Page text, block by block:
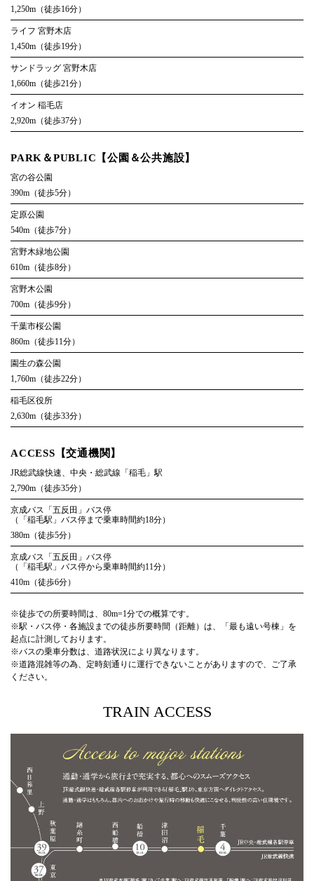
1,250m（徒歩16分）
ライフ 宮野木店
1,450m（徒歩19分）
サンドラッグ 宮野木店
1,660m（徒歩21分）
イオン 稲毛店
2,920m（徒歩37分）
PARK＆PUBLIC【公園＆公共施設】
宮の谷公園
390m（徒歩5分）
定原公園
540m（徒歩7分）
宮野木緑地公園
610m（徒歩8分）
宮野木公園
700m（徒歩9分）
千葉市桜公園
860m（徒歩11分）
園生の森公園
1,760m（徒歩22分）
稲毛区役所
2,630m（徒歩33分）
ACCESS【交通機関】
JR総武線快速、中央・総武線「稲毛」駅
2,790m（徒歩35分）
京成バス「五反田」バス停
（「稲毛駅」バス停まで乗車時間約18分）
380m（徒歩5分）
京成バス「五反田」バス停
（「稲毛駅」バス停から乗車時間約11分）
410m（徒歩6分）
※徒歩での所要時間は、80m=1分での概算です。
※駅・バス停・各施設までの徒歩所要時間（距離）は、「最も遠い号棟」を
起点に計測しております。
※バスの乗車分数は、道路状況により異なります。
※道路混雑等の為、定時刻通りに運行できないことがありますので、ご了承
ください。
TRAIN ACCESS